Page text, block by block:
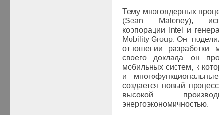
Тему многоядерных
(Sean Maloney),
корпорации Intel и
Mobility Group. Он
отношении
своего доклада он
мобильных систем, к
и
создается новый
высокой
энергоэкономичностью.